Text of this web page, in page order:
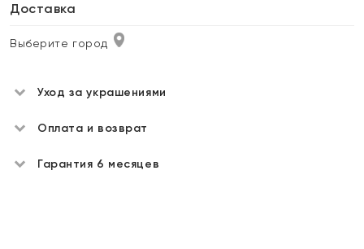
Доставка
Выберите город
Уход за украшениями
Оплата и возврат
Гарантия 6 месяцев